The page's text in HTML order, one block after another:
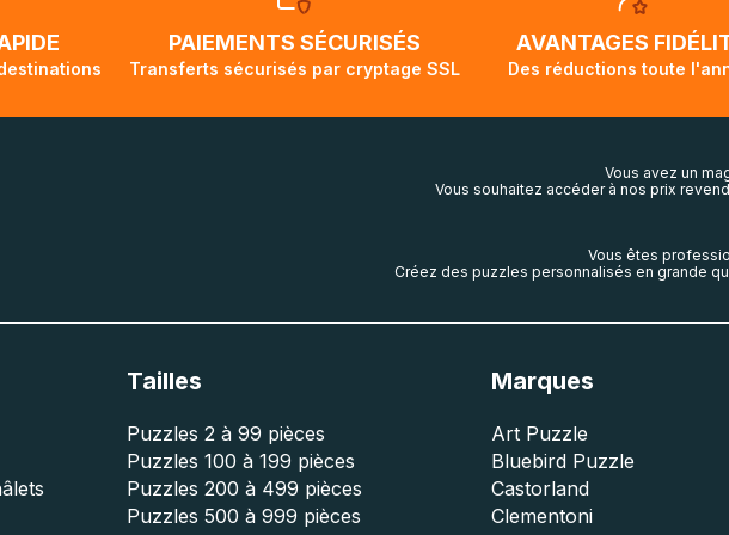
traversée, le suivi de votre commande ne soit pas modifié. Ce dernier
lorsque votre colis aura touché terre.
PAIEMENTS SÉCURISÉS
Transferts sécurisés par cryptage SSL
AVANTAGES
Des réductions toute
Vous avez un
Vous souhaitez accéder à nos prix
Vous êtes
Créez des puzzles personnalisés en grande
Tailles
Puzzles 2 à 99 pièces
Puzzles 100 à 199 pièces
Puzzles 200 à 499 pièces
Puzzles 500 à 999 pièces
Marques
Art Puzzle
Bluebird Puzzle
Castorland
Clementoni